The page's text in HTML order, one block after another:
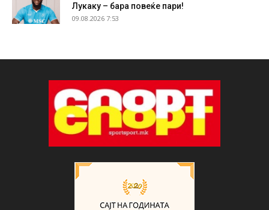
Лукаку – бара повеќе пари!
09.08.2026 7:53